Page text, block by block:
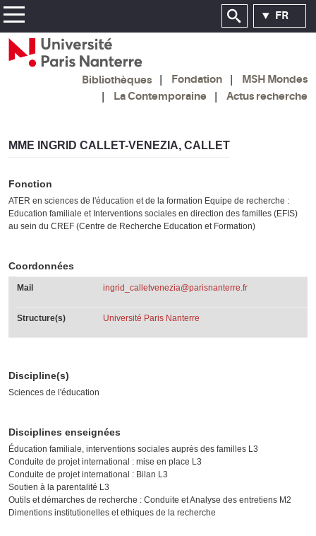
FR
Bibliothèques Fondation
MSH Mondes
La Contemporaine
Actus recherche
MME INGRID CALLET-VENEZIA, CALLET
Fonction
ATER en sciences de l'éducation et de la formation Equipe de recherche :
Education familiale et Interventions sociales en direction des familles (EFIS)
au sein du CREF (Centre de Recherche Education et Formation)
Coordonnées
Mail ingrid_calletvenezia@parisnanterre.fr
Structure(s) Université Paris Nanterre
Discipline(s)
Sciences de l'éducation
Disciplines enseignées
Éducation familiale, interventions sociales auprès des familles L3
Conduite de projet international : mise en place L3
Conduite de projet international : Bilan L3
Soutien à la parentalité L3
Outils et démarches de recherche : Conduite et Analyse des entretiens M2
Dimentions institutionelles et ethiques de la recherche